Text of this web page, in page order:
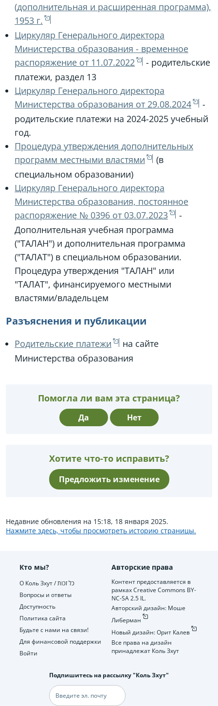
(дополнительная и расширенная программа),
1953 г.
Циркуляр Генерального директора
Министерства образования - временное
распоряжение от 11.07.2022
- родительские
платежи, раздел 13
Циркуляр Генерального директора
Министерства образования от 29.08.2024
-
родительские платежи на 2024-2025 учебный
год.
Процедура утверждения дополнительных
программ местными властями
(в
специальном образовании)
Циркуляр Генерального директора
Министерства образования, постоянное
распоряжение № 0396 от 03.07.2023
-
Дополнительная учебная программа
("ТАЛАН") и дополнительная программа
("ТАЛАТ") в специальном образовании.
Процедура утверждения "ТАЛАН" или
"ТАЛАТ", финансируемого местными
властями/владельцем
Разъяснения и публикации
Родительские платежи
на сайте
Министерства образования
Помогла ли вам эта страница?
Да Нет
Хотите что-то исправить?
Предложить изменение
Недавние обновления на 15:18, 18 января 2025.
Нажмите здесь, чтобы просмотреть историю страницы.
Кто мы?
О Коль Зхут / כל זכות
Вопросы и ответы
Доступность
Политика сайта
Будьте с нами на связи!
Для финансовой поддержки
Войти
Авторские права
Контент предоставляется в
рамках Creative Commons BY-
NC-SA 2.5 IL.
Авторский дизайн: Моше
Либерман
Новый дизайн: Орит Калев
Все права на дизайн
принадлежат Коль Зхут
Подпишитесь на рассылку "Коль Зхут"
Электронная
почта